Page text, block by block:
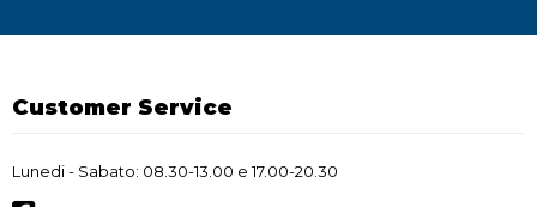
Customer Service
Lunedi - Sabato: 08.30-13.00 e 17.00-20.30